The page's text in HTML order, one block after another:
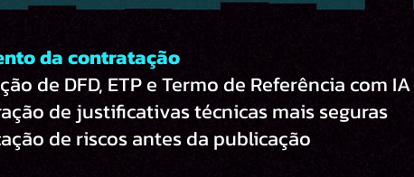
da contratação
de DFD, ETP e Termo de Referência com IA
de justificativas técnicas mais seguras
de riscos antes da publicação